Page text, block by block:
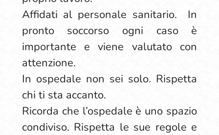
Affidati al personale sanitario. In
pronto soccorso ogni caso è
importante e viene valutato con
attenzione.
In ospedale non sei solo. Rispetta
chi ti sta accanto.
Ricorda che l’ospedale è uno spazio
condiviso. Rispetta le sue regole e